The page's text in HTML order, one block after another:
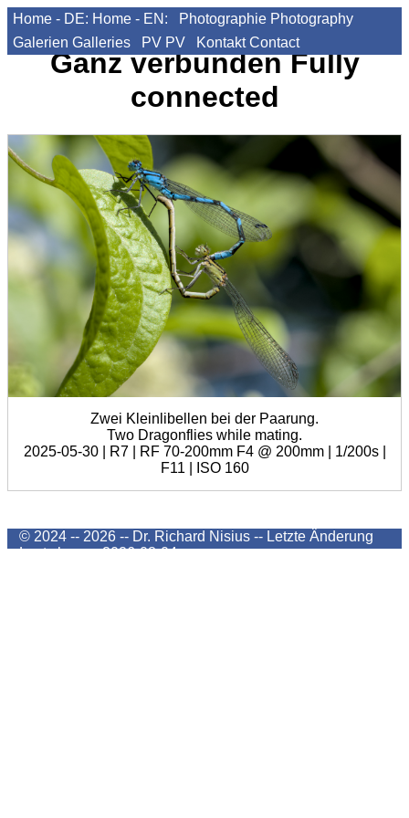
Home - DE: Home - EN: Photographie Photography
Galerien Galleries PV PV Kontakt Contact
Ganz verbundenFully
connected
Zwei Kleinlibellen bei der Paarung.
Two Dragonflies while mating.
2025-05-30 | R7 | RF 70-200mm F4 @ 200mm | 1/200s |
F11 | ISO 160
© 2024 -- 2026 -- Dr. Richard Nisius -- Letzte Änderung
Last change2026-08-04